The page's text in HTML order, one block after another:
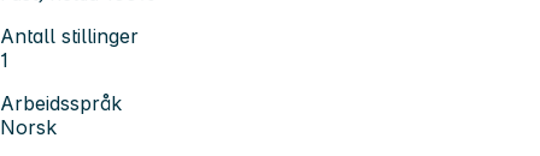
Antall stillinger
1
Arbeidsspråk
Norsk